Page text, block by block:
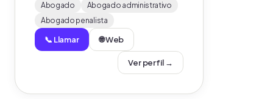
Abogado
Abogado administrativo
Abogado penalista
📞 Llamar 🌐 Web
Ver perfil →